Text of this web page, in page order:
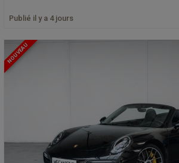
Publié il y a 4 jours
NOUVEAU